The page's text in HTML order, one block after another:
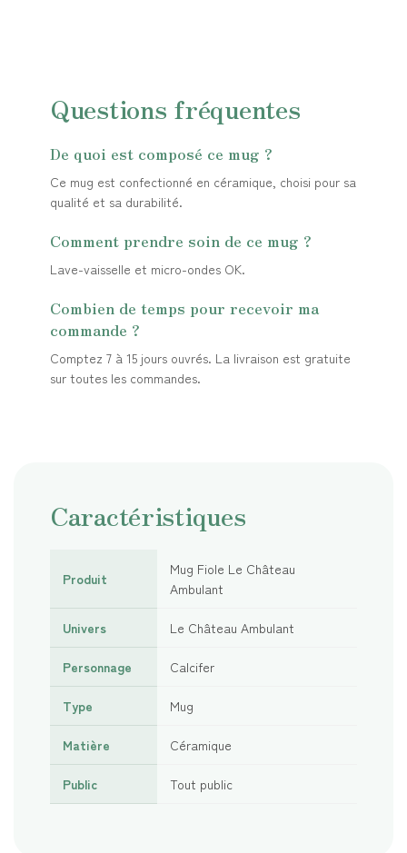
Questions fréquentes
De quoi est composé ce mug ?
Ce mug est confectionné en céramique, choisi pour sa
qualité et sa durabilité.
Comment prendre soin de ce mug ?
Lave-vaisselle et micro-ondes OK.
Combien de temps pour recevoir ma
commande ?
Comptez 7 à 15 jours ouvrés. La livraison est gratuite
sur toutes les commandes.
Caractéristiques
Produit
Mug Fiole Le Château
Ambulant
Univers Le Château Ambulant
Personnage Calcifer
Type Mug
Matière Céramique
Public Tout public